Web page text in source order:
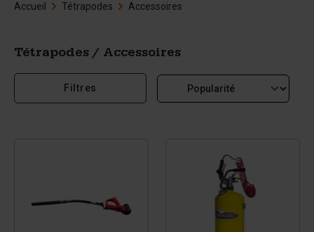
Accueil Tétrapodes Accessoires
Tétrapodes / Accessoires
Filtres